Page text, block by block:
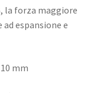
la forza maggiore
ad espansione e
mm